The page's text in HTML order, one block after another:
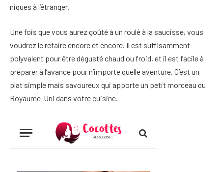
niques à l’étranger.
Une fois que vous aurez goûté à un roulé à la saucisse, vous
voudrez le refaire encore et encore. Il est suffisamment
polyvalent pour être dégusté chaud ou froid, et il est facile à
préparer à l’avance pour n’importe quelle aventure. C’est un
plat simple mais savoureux qui apporte un petit morceau du
Royaume-Uni dans votre cuisine.